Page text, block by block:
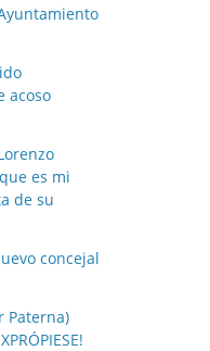
acoso
es mi
de su
concejal
Paterna)